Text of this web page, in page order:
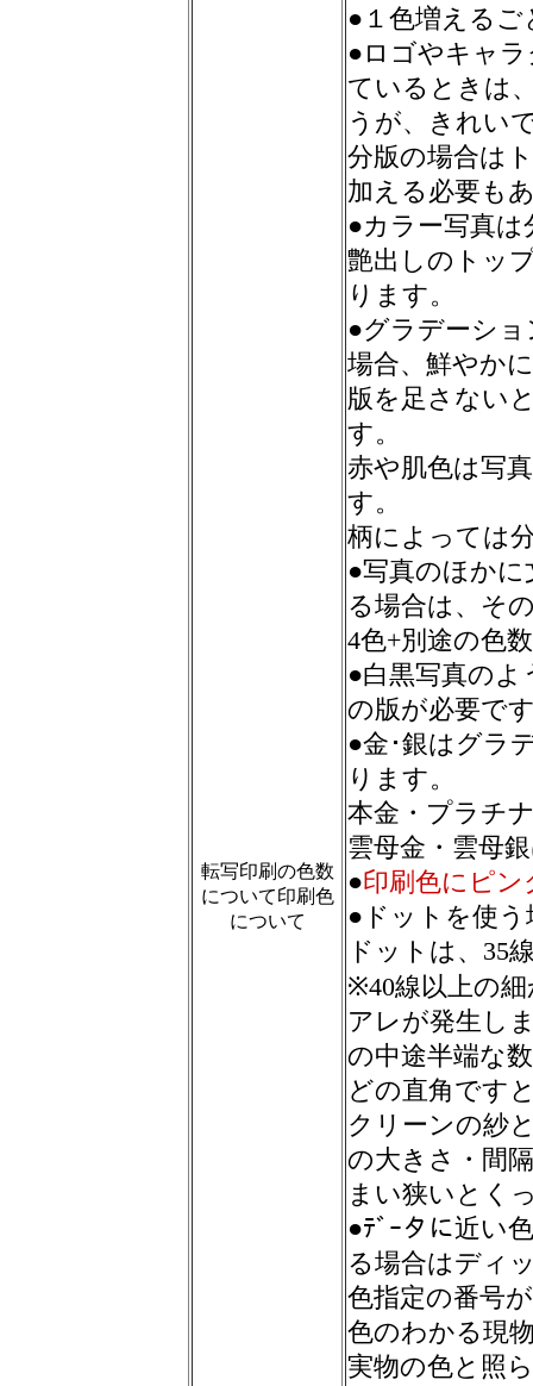
転写印刷の色数
について印刷色
について
●１色増える
●ロゴやキャ
ているときは
うが、きれい
分版の場合は
加える必要も
●カラー写真は
艶出しのトッ
ります。
●グラデーシ
場合、鮮やか
版を足さない
す。
赤や肌色は写
す。
柄によっては
●写真のほか
る場合は、そ
4色+別途の色
●白黒写真の
の版が必要で
●金･銀はグラ
ります。
本金・プラチ
雲母金・雲母
●印刷色にピン
●ドットを使
ドットは、35
※40線以上の
アレが発生し
の中途半端な
どの直角です
クリーンの紗
の大きさ・間
まい狭いとく
●ﾃﾞｰタに近い
る場合はディ
色指定の番号
色のわかる現
実物の色と照